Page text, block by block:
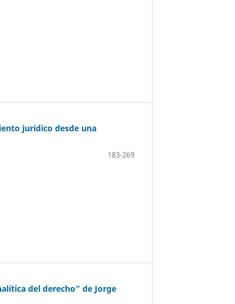
jurídico desde una
183-269
del derecho” de Jorge